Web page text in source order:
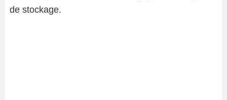
de stockage.